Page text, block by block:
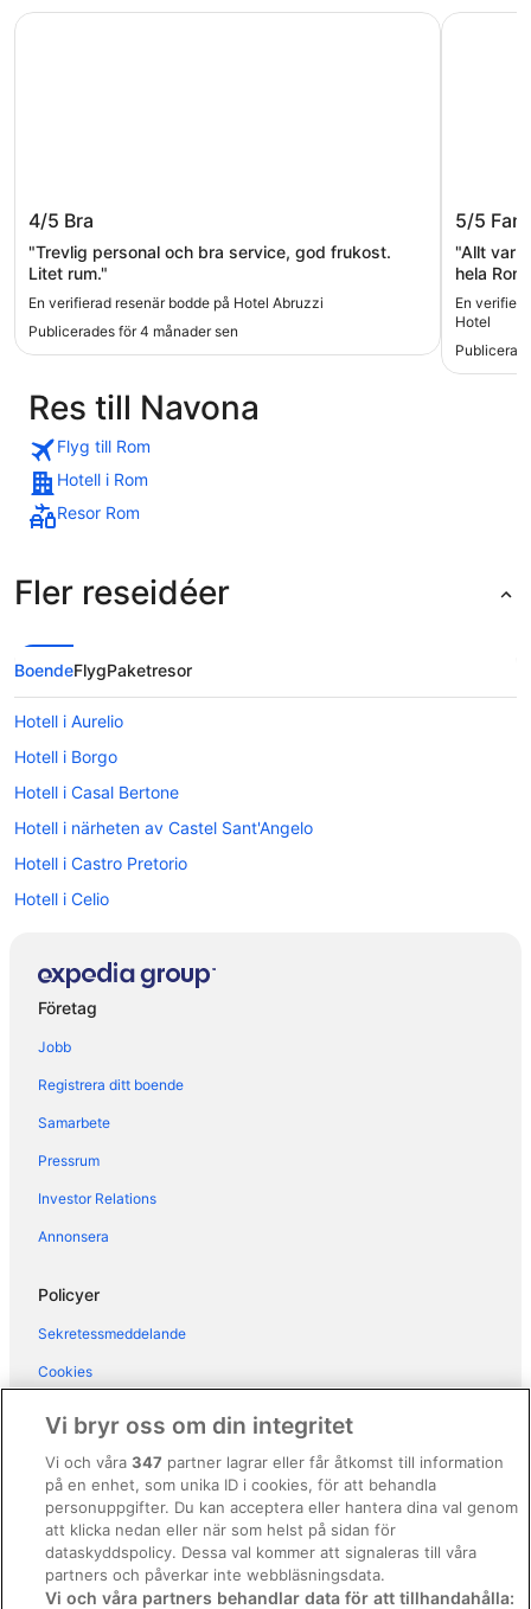
Hotel Abruzzi
4/5 Bra
"Trevlig personal och bra service, god frukost.
Litet rum."
En verifierad resenär bodde på Hotel Abruzzi
Publicerades för 4 månader sen
Hotel Abruzzi
5/5
"Allt var
hela
var
En
Hotel
Res till Navona
Flyg till Rom
Hotell i Rom
Resor Rom
Fler reseidéer
BoendeFlygPaketresor
Hotell i Aurelio
Hotell i Borgo
Hotell i Casal Bertone
Hotell i närheten av Castel Sant'Angelo
Hotell i Castro Pretorio
Hotell i Celio
Hotell i Rom
Hotell i närheten av Rome Termini station
Hotell i Lazio
Hotell i Monteverde Nuovo
Hotell i närheten av Piazza Navona
Hotell i Portuense
Hotell i Prenestino-Labicano
Hotell i Primavalle
Hotell i Repubblica
Hotell i Rom centrum
Hotell i Rom
Hotell i Roms historiska stadsdel
Företag
Jobb
Registrera ditt boende
Samarbete
Pressrum
Investor Relations
Annonsera
Policyer
Sekretessmeddelande
Cookies
Regler och villkor för Vrbo
Tillgänglighetsanpassning
Juridisk information/Kontakta oss
Riktlinjer för innehåll och anmäla innehåll
Vi bryr oss om din integritet
Vi och våra347 partner lagrar eller får åtkomst till information
på en enhet, som unika ID i cookies, för att behandla
personuppgifter. Du kan acceptera eller hantera dina val genom
att klicka nedan eller när som helst på sidan för
dataskyddspolicy. Dessa val kommer att signaleras till våra
partners och påverkar inte webbläsningsdata.
Vi och våra partners behandlar data för att tillhandahålla: